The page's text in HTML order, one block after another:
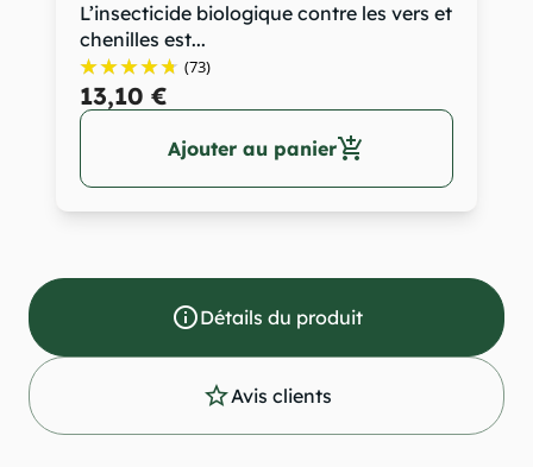
L’insecticide biologique contre les vers et
chenilles est...
(73)
13,10 €
Ajouter au panieradd_shopping_cart
info_outlineDétails du produit
star_outlineAvis clients